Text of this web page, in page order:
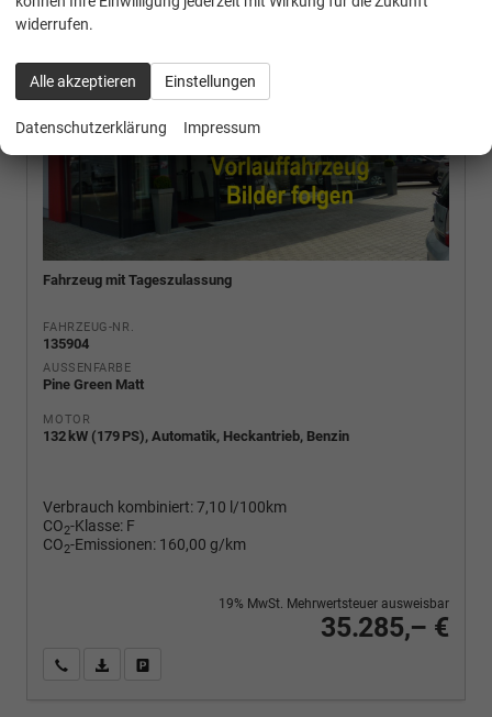
Fahrzeug mit Tageszulassung
FAHRZEUG-NR.
135904
AUSSENFARBE
Pine Green Matt
MOTOR
132 kW (179 PS), Automatik, Heckantrieb, Benzin
Verbrauch kombiniert:7,10 l/100km
CO2-Klasse: F
CO2-Emissionen: 160,00 g/km
35.285,– €
19% MwSt. Mehrwertsteuer ausweisbar
Wir rufen Sie anPDF-Fahrzeugexposé drucken
widerrufen.
Alle akzeptieren Einstellungen
Datenschutzerklärung Impressum